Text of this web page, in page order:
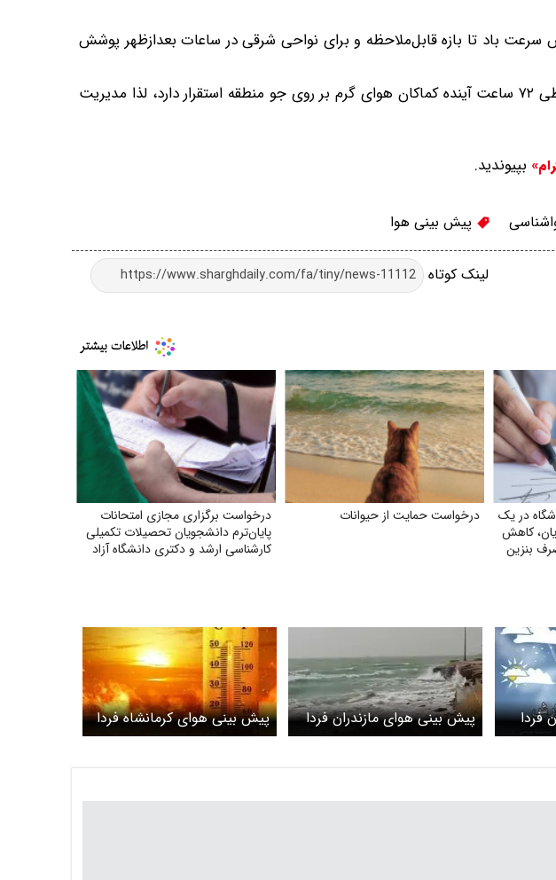
باد تا بازه قابل‌ملاحظه و برای نواحی شرقی در ساعات بعدازظهر پوشش
مدیرکل هواشناسی لرستان، افزود: از نظر نوسانات دمایی طی ۷۲ ساعت آینده کماکان هوای گرم بر روی جو منطقه استقرار دارد، لذا مدیریت
بپیوندید.
پیش بینی هوا
لینک کوتاه
در یک
کاهش
بنزین
درخواست حمایت از حیوانات
درخواست برگزاری مجازی امتحانات
پایان‌ترم دانشجویان تحصیلات تکمیلی
کارشناسی ارشد و دکتری دانشگاه آزاد
فردا
دما
پیش بینی هوای مازندران فردا
دوشنبه 1 تیرماه/ هشدار نسبت
پیش بینی هوای کرمانشاه فردا
دوشنبه 1 تیرماه/ هوای گرم تا